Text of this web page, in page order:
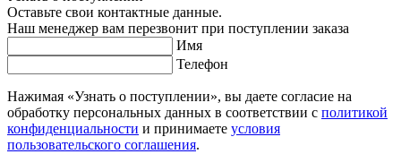
Оставьте свои контактные данные.
Наш менеджер вам перезвонит при поступлении заказа
Имя
Телефон
Нажимая «Узнать о поступлении», вы даете согласие на
обработку персональных данных в соответствии с политикой
конфиденциальности и принимаете условия
пользовательского соглашения.